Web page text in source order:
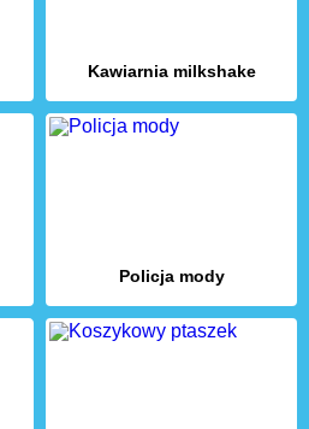
Kawiarnia milkshake
Policja mody